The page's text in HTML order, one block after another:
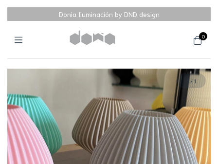
Donia Iluminación by DND design
0
1/ 1